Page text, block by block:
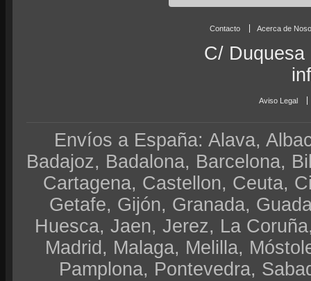
Contacto Acerca de
C/ Duquesa
Aviso Legal
Envíos a España: Alava,
Badajoz, Badalona, Barcelona,
Cartagena, Castellon, Ceuta,
Getafe, Gijón, Granada,
Huesca, Jaen, Jerez, La
Madrid, Malaga, Melilla,
Pamplona, Pontevedra,